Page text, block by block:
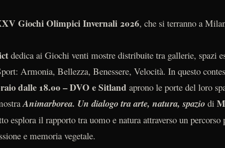
Giochi Olimpici Invernali 2026, che si terranno a
dedica ai Giochi venti mostre distribuite tra gallerie, spazi
Armonia, Bellezza, Benessere, Velocità. In questo
dalle 18.00 – DVO e Sitland aprono le porte del loro
Animarborea. Un dialogo tra arte, natura, spazio di
esplora il rapporto tra uomo e natura attraverso un
e memoria vegetale.